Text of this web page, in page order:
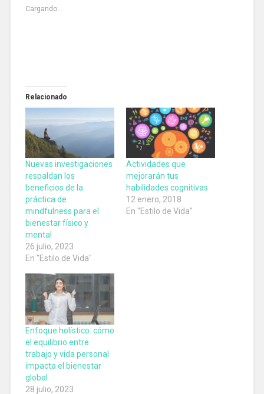
Cargando...
Relacionado
Nuevas investigaciones
respaldan los
beneficios de la
práctica de
mindfulness para el
bienestar físico y
mental
26 julio, 2023
En "Estilo de Vida"
Actividades que
mejorarán tus
habilidades cognitivas
12 enero, 2018
En "Estilo de Vida"
Enfoque holístico: cómo
el equilibrio entre
trabajo y vida personal
impacta el bienestar
global
28 julio, 2023